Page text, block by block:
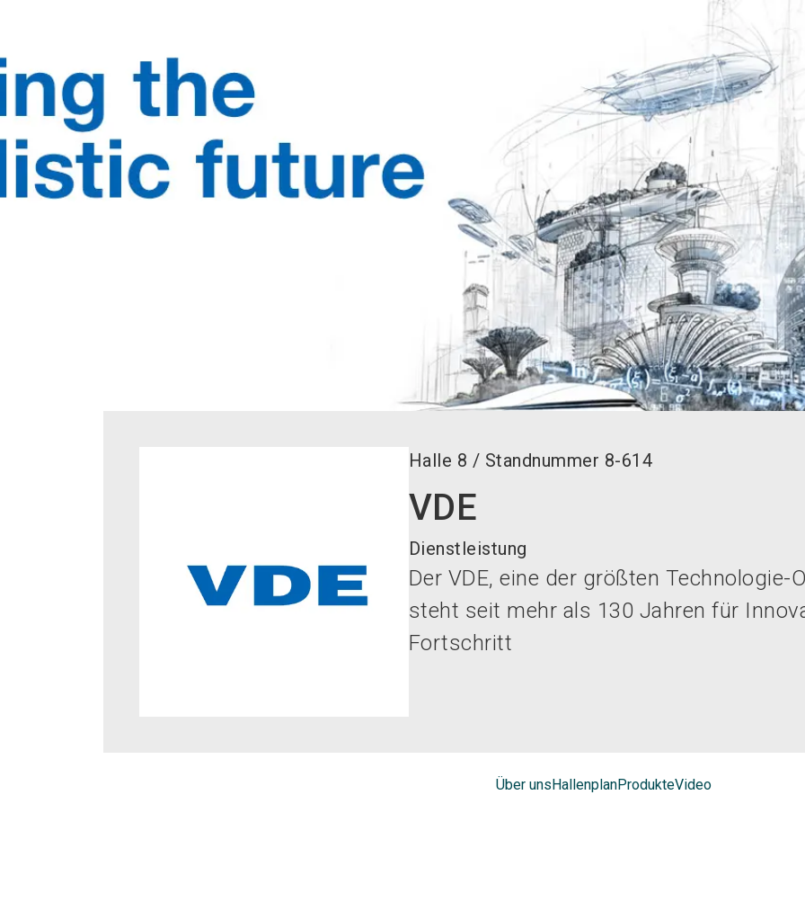
Halle 8 / Standnummer 8-614
VDE
Dienstleistung
Der VDE, eine der größten Technologie-
steht seit mehr als 130 Jahren für
Fortschritt
Über unsHallenplanProdukteVideo